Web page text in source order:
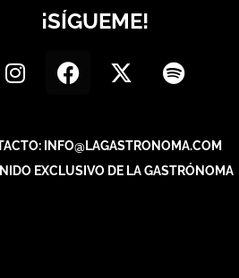
¡SÍGUEME!
INFO@LAGASTRONOMA.COM
EXCLUSIVO DE LA GASTRÓNOMA